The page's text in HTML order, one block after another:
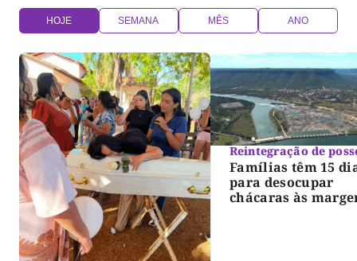
HOJE SEMANA MÊS ANO
Reintegração de
Famílias têm 15
para desocupar
chácaras às